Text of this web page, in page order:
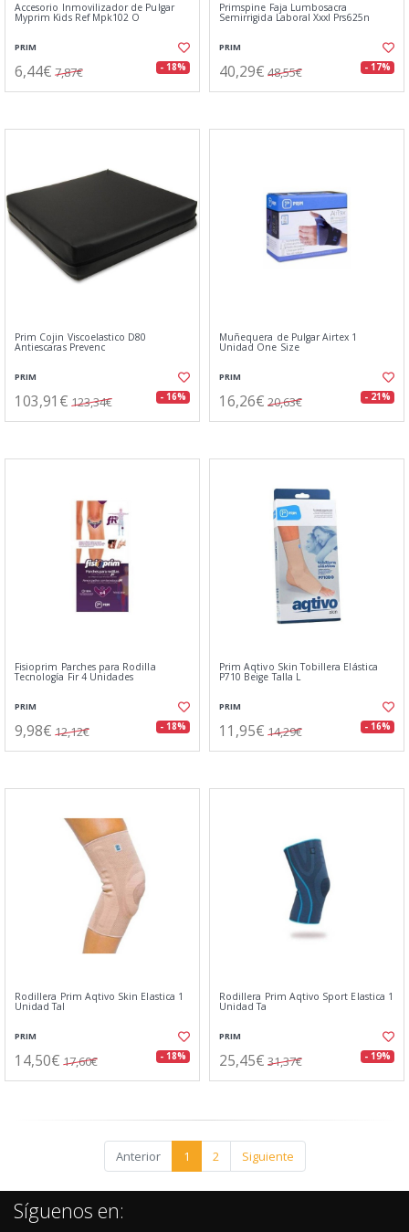
Accesorio Inmovilizador de Pulgar
Myprim Kids Ref Mpk102 O
PRIM
6,44€ 7,87€ - 18%
Primspine Faja Lumbosacra
Semirrigida Laboral Xxxl Prs625n
PRIM
40,29€ 48,55€ - 17%
Prim Cojin Viscoelastico D80
Antiescaras Prevenc
PRIM
103,91€ 123,34€ - 16%
Muñequera de Pulgar Airtex 1
Unidad One Size
PRIM
16,26€ 20,63€ - 21%
Fisioprim Parches para Rodilla
Tecnología Fir 4 Unidades
PRIM
9,98€ 12,12€ - 18%
Prim Aqtivo Skin Tobillera Elástica
P710 Beige Talla L
PRIM
11,95€ 14,29€ - 16%
Rodillera Prim Aqtivo Skin Elastica 1
Unidad Tal
PRIM
14,50€ 17,60€ - 18%
Rodillera Prim Aqtivo Sport Elastica 1
Unidad Ta
PRIM
25,45€ 31,37€ - 19%
Anterior 1 2 Siguiente
Síguenos en: